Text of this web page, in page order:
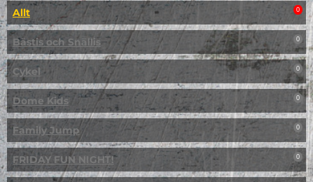
Allt 0
Bästis och Snällis 0
Cykel 0
Dome Kids 0
Family Jump 0
FRIDAY FUN NIGHT! 0